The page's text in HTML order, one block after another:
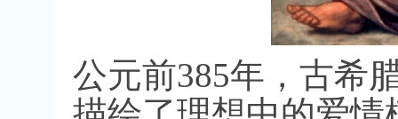
公元前385年，古希